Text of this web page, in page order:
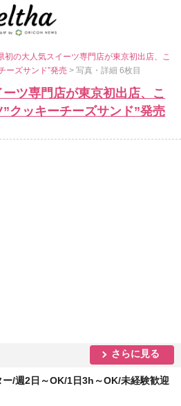
初の大人気スイーツ専門店が東京初出店、こ
ーズサンド”発売> 写真・詳細 6枚目
ツ専門店が東京初出店、こ
クッキーチーズサンド”発売
さらに見る
/週2日～OK/1日3h～OK/未経験歓迎